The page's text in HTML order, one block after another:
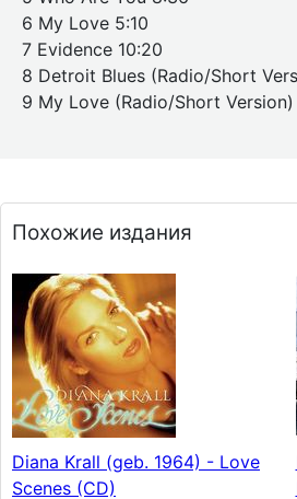
6 My Love 5:10
7 Evidence 10:20
8 Detroit Blues (Radio/Short
9 My Love (Radio/Short Version)
Похожие издания
Diana Krall (geb. 1964) - Love
Scenes (CD)